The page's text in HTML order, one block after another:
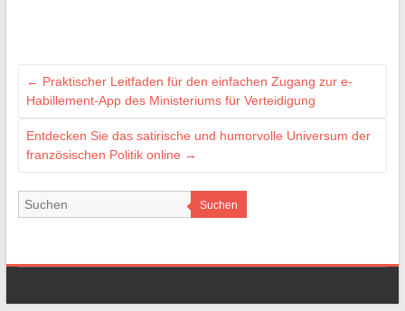
← Praktischer Leitfaden für den einfachen Zugang zur e-
Habillement-App des Ministeriums für Verteidigung
Entdecken Sie das satirische und humorvolle Universum der
französischen Politik online →
Suchen